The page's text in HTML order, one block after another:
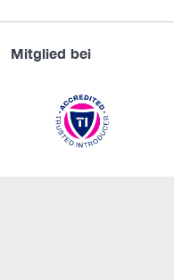
Mitglied bei